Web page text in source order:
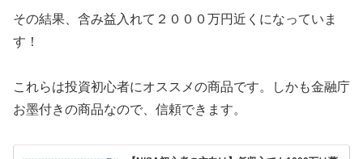
その結果、含み益入れて２０００万円近くになっていま
す！
これらは投資初心者にオススメの商品です。しかも金融庁
お墨付きの商品なので、信頼できます。